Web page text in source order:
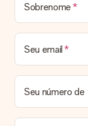
Prazo de
de envio
Posso escolher
Infelizmente, não
para entrega.
confirmação com
enviada por
transportadora
Sobrenome
Seu email
Seu número